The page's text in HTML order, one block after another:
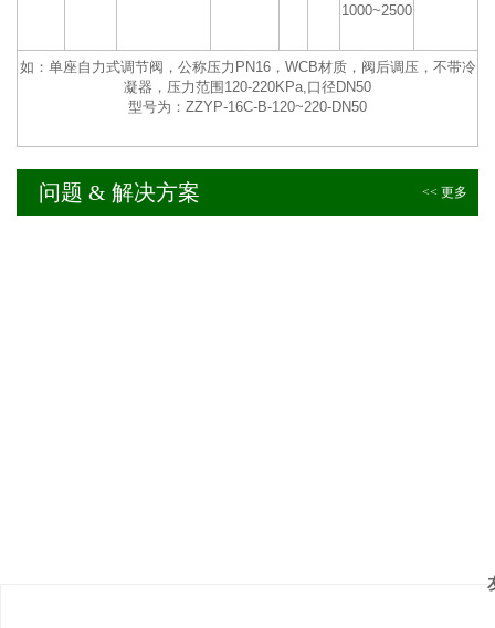
1000~2500
如：单座自力式调节阀，公称压力PN16，WCB材质，阀后调压，不带冷
凝器，压力范围120-220KPa,口径DN50
型号为：ZZYP-16C-B-120~220-DN50
问题 & 解决方案 << 更多